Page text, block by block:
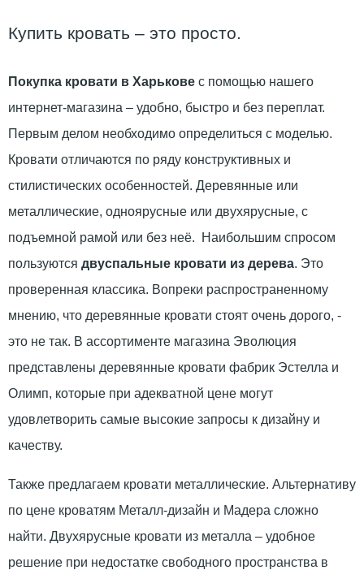
Купить кровать – это просто.
Покупка кровати в Харькове с помощью нашего
интернет-магазина – удобно, быстро и без переплат.
Первым делом необходимо определиться с моделью.
Кровати отличаются по ряду конструктивных и
стилистических особенностей. Деревянные или
металлические, одноярусные или двухярусные, с
подъемной рамой или без неё. Наибольшим спросом
пользуются двуспальные кровати из дерева. Это
проверенная классика. Вопреки распространенному
мнению, что деревянные кровати стоят очень дорого, -
это не так. В ассортименте магазина Эволюция
представлены деревянные кровати фабрик Эстелла и
Олимп, которые при адекватной цене могут
удовлетворить самые высокие запросы к дизайну и
качеству.
Также предлагаем кровати металлические. Альтернативу
по цене кроватям Металл-дизайн и Мадера сложно
найти. Двухярусные кровати из металла – удобное
решение при недостатке свободного пространства в